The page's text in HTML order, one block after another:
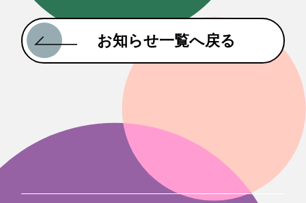
お知らせ一覧へ戻る